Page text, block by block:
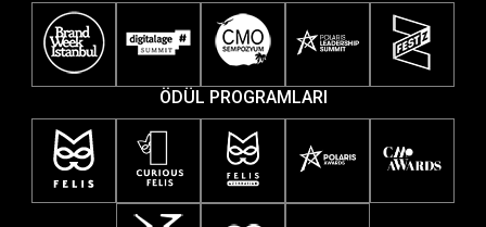
ÖDÜL PROGRAMLARI